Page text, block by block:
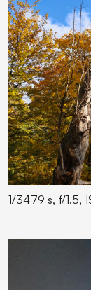
1/3479 s, f/1.5,